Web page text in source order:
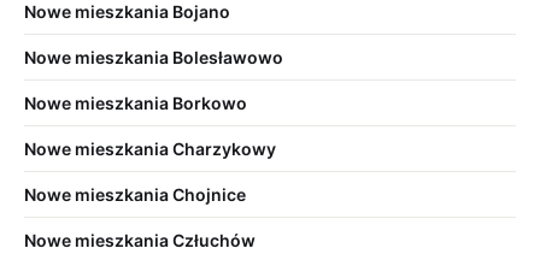
Nowe mieszkania Bojano
Nowe mieszkania Bolesławowo
Nowe mieszkania Borkowo
Nowe mieszkania Charzykowy
Nowe mieszkania Chojnice
Nowe mieszkania Człuchów